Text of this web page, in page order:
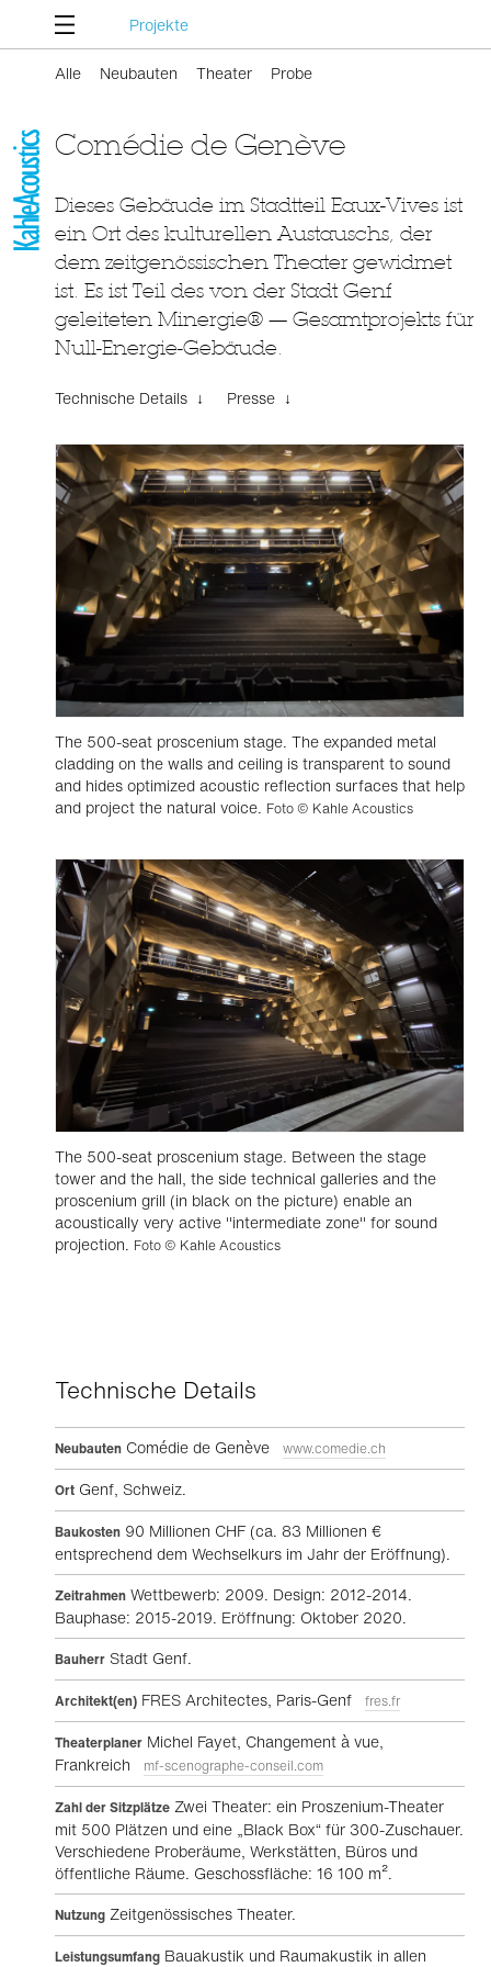
Projekte
Alle Neubauten Theater Probe
Comédie de Genève
Dieses Gebäude im Stadtteil Eaux-Vives ist
ein Ort des kulturellen Austauschs, der
dem zeitgenössischen Theater gewidmet
ist. Es ist Teil des von der Stadt Genf
geleiteten Minergie® — Gesamtprojekts für
Null-Energie-Gebäude.
Technische Details ↓ Presse ↓
The 500-seat proscenium stage. The expanded metal
cladding on the walls and ceiling is transparent to sound
and hides optimized acoustic reflection surfaces that help
and project the natural voice. Foto © Kahle Acoustics
The 500-seat proscenium stage. Between the stage
tower and the hall, the side technical galleries and the
proscenium grill (in black on the picture) enable an
acoustically very active "intermediate zone" for sound
projection. Foto © Kahle Acoustics
Technische Details
Neubauten Comédie de Genève www.comedie.ch
Ort Genf, Schweiz.
Baukosten 90 Millionen CHF (ca. 83 Millionen €
entsprechend dem Wechselkurs im Jahr der Eröffnung).
Zeitrahmen Wettbewerb: 2009. Design: 2012-2014.
Bauphase: 2015-2019. Eröffnung: Oktober 2020.
Bauherr Stadt Genf.
Architekt(en) FRES Architectes, Paris-Genf fres.fr
Theaterplaner Michel Fayet, Changement à vue,
Frankreich
mf-scenographe-conseil.com
Zahl der Sitzplätze Zwei Theater: ein Proszenium-Theater
mit 500 Plätzen und eine „Black Box“ für 300-Zuschauer.
Verschiedene Proberäume, Werkstätten, Büros und
öffentliche Räume. Geschossfläche: 16 100 m².
Nutzung Zeitgenössisches Theater.
Leistungsumfang Bauakustik und Raumakustik in allen